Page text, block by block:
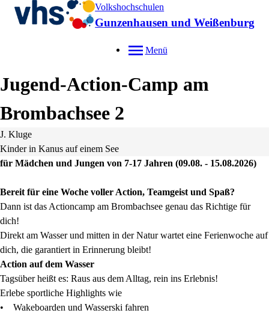
Volkshochschulen
Gunzenhausen und Weißenburg
Menü
Jugend-Action-Camp am
Brombachsee 2
J. Kluge
Kinder in Kanus auf einem See
für Mädchen und Jungen von 7-17 Jahren (09.08. - 15.08.2026)
Bereit für eine Woche voller Action, Teamgeist und Spaß?
Dann ist das Actioncamp am Brombachsee genau das Richtige für
dich!
Direkt am Wasser und mitten in der Natur wartet eine Ferienwoche auf
dich, die garantiert in Erinnerung bleibt!
Action auf dem Wasser
Tagsüber heißt es: Raus aus dem Alltag, rein ins Erlebnis!
Erlebe sportliche Highlights wie
• Wakeboarden und Wasserski fahren